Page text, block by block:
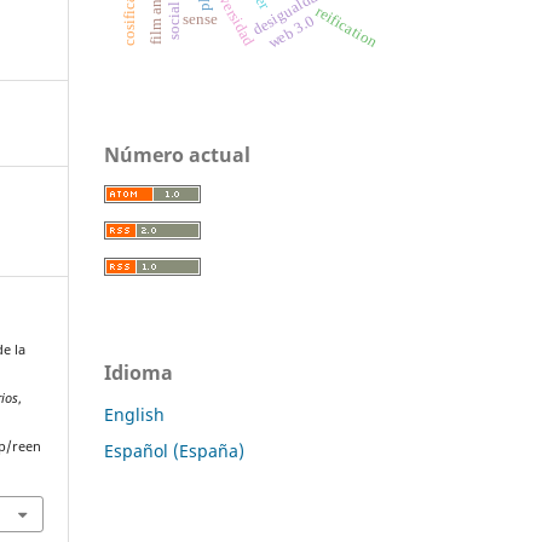
la
,
reen
reification
web 3.0
sense
Número actual
Idioma
English
Español (España)